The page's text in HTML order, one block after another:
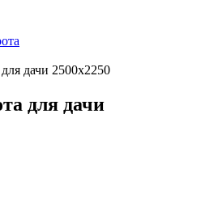
дачи 2500х2250
для дачи